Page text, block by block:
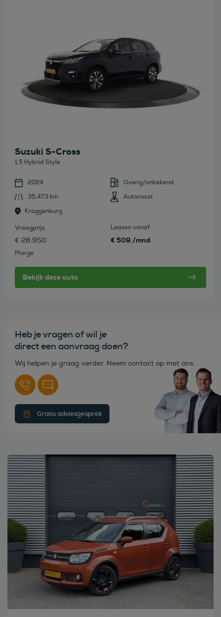
Suzuki S-Cross
1.5 Hybrid Style
2024
Overig/onbekend
35.473 km
Automaat
Kraggenburg
Vraagprijs
€ 28.950
Marge
Leasen vanaf
€ 509 /mnd
Bekijk deze auto
Heb je vragen of wil je
direct een aanvraag doen?
Wij helpen je graag verder. Neem contact op met ons.
Gratis adviesgesprek
Bekijk deze auto